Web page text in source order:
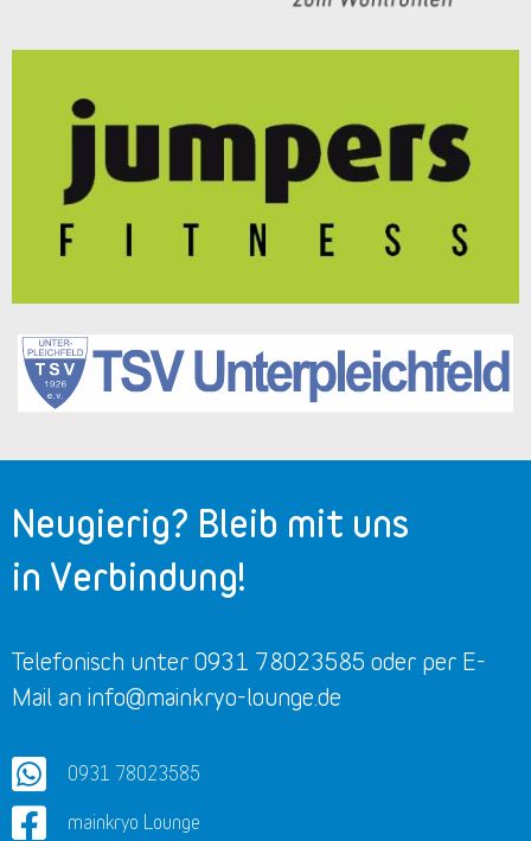
Neugierig? Bleib mit uns
in Verbindung!
Telefonisch unter 0931 78023585 oder per E-
Mail an info@mainkryo-lounge.de
0931 78023585
mainkryo Lounge